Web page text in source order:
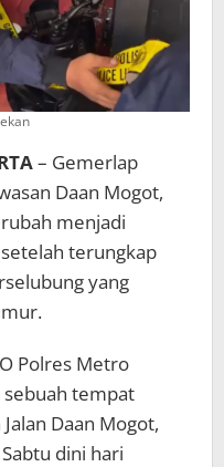
– Gemerlap
Daan Mogot,
menjadi
terungkap
yang
Polres Metro
sebuah tempat
Daan Mogot,
dini hari